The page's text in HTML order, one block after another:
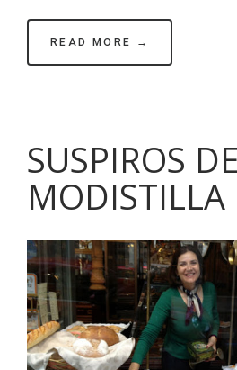
READ MORE →
SUSPIROS DE
MODISTILLA